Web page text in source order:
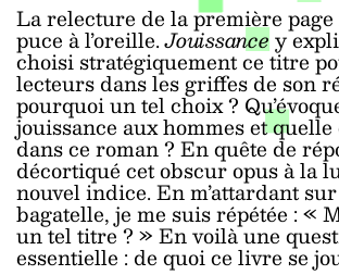
La relecture de la première page
puce à l’oreille.Jouissancey
choisi stratégiquement ce titre
lecteurs dans les griffes de son
pourquoi un tel choix ?
jouissance aux hommes et quelle
dans ce roman ? En quête de
décortiqué cet obscur opus à la
nouvel indice. En m’attardant
bagatelle, je me suis répétée : «
un tel titre ? » En voilà une
essentielle : de quoi ce livre se